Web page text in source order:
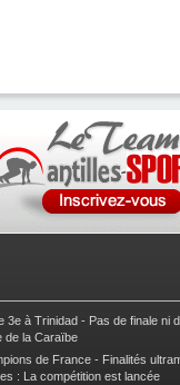
3e à Trinidad - Pas de finale ni
de la Caraïbe
de France - Finalités
: La compétition est lancée